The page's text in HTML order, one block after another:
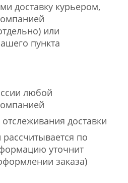
доставку курьером,
или
пункта
любой
доставки
по
уточнит
заказа)